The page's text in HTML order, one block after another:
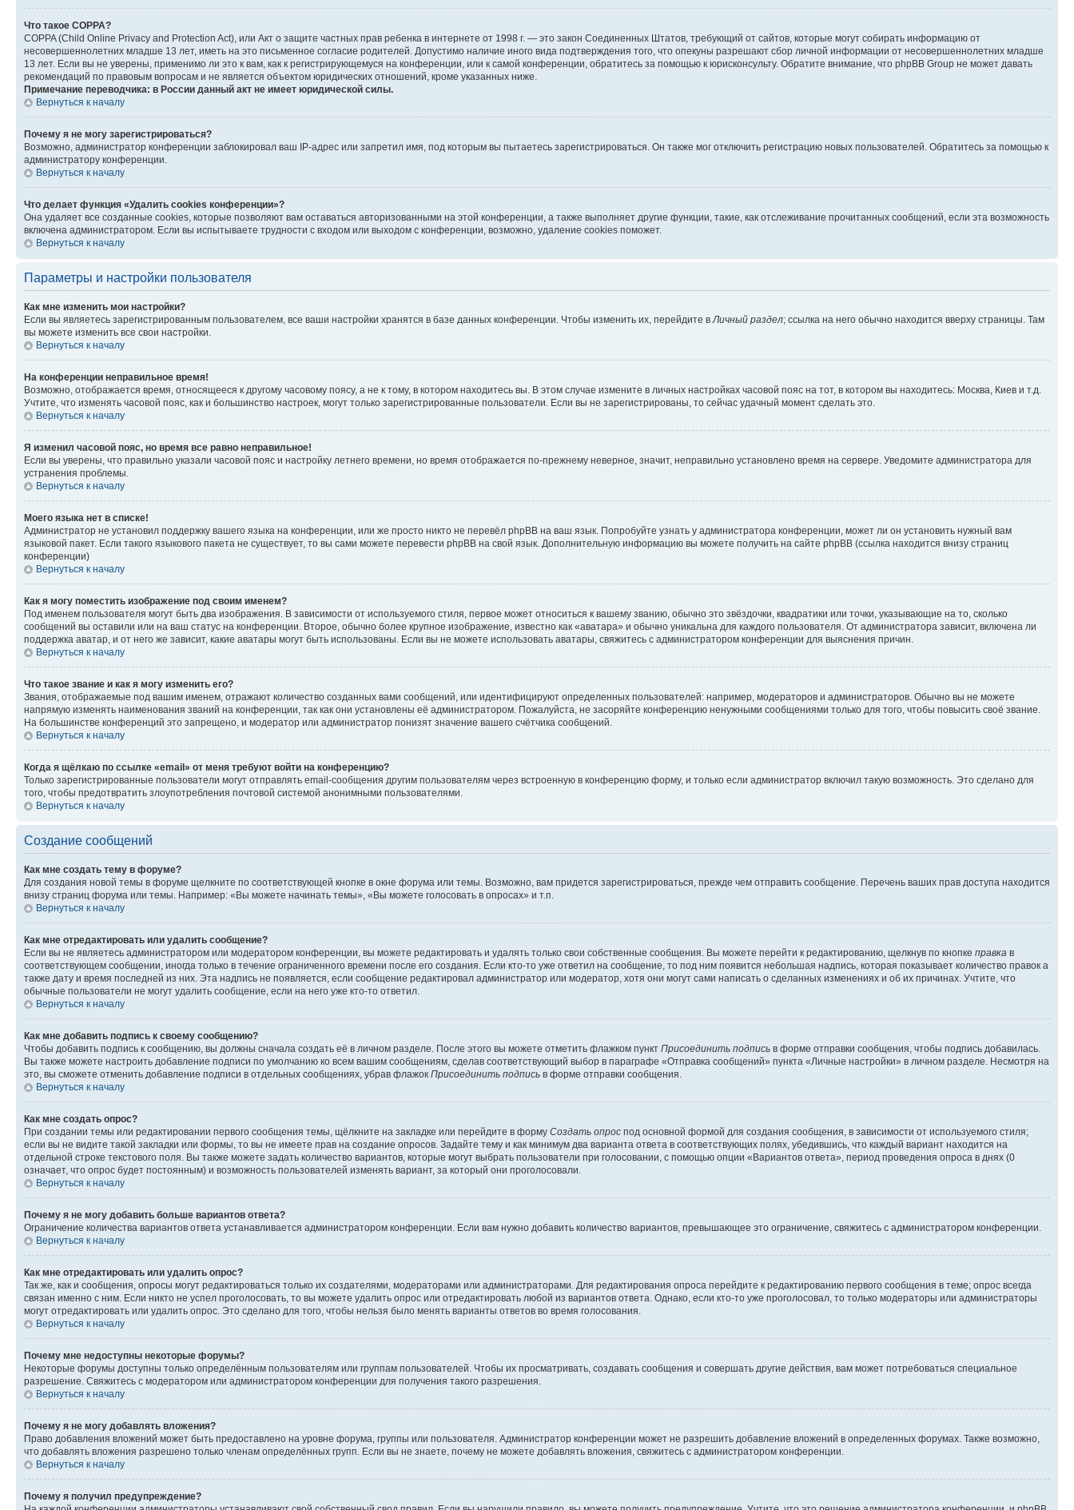
Что такое COPPA?
COPPA (Child Online Privacy and Protection Act), или Акт о защите частных прав ребенка в интернете от 1998 г. — это закон Соединенных Штатов, требующий от сайтов, которые могут собирать информацию от
несовершеннолетних младше 13 лет, иметь на это письменное согласие родителей. Допустимо наличие иного вида подтверждения того, что опекуны разрешают сбор личной информации от несовершеннолетних младше
13 лет. Если вы не уверены, применимо ли это к вам, как к регистрирующемуся на конференции, или к самой конференции, обратитесь за помощью к юрисконсульту. Обратите внимание, что phpBB Group не может давать
рекомендаций по правовым вопросам и не является объектом юридических отношений, кроме указанных ниже.
Примечание переводчика: в России данный акт не имеет юридической силы.
Вернуться к началу
Почему я не могу зарегистрироваться?
Возможно, администратор конференции заблокировал ваш IP-адрес или запретил имя, под которым вы пытаетесь зарегистрироваться. Он также мог отключить регистрацию новых пользователей. Обратитесь за помощью к
администратору конференции.
Вернуться к началу
Что делает функция «Удалить cookies конференции»?
Она удаляет все созданные cookies, которые позволяют вам оставаться авторизованными на этой конференции, а также выполняет другие функции, такие, как отслеживание прочитанных сообщений, если эта возможность
включена администратором. Если вы испытываете трудности с входом или выходом с конференции, возможно, удаление cookies поможет.
Вернуться к началу
Параметры и настройки пользователя
Как мне изменить мои настройки?
Если вы являетесь зарегистрированным пользователем, все ваши настройки хранятся в базе данных конференции. Чтобы изменить их, перейдите в Личный раздел; ссылка на него обычно находится вверху страницы. Там
вы можете изменить все свои настройки.
Вернуться к началу
На конференции неправильное время!
Возможно, отображается время, относящееся к другому часовому поясу, а не к тому, в котором находитесь вы. В этом случае измените в личных настройках часовой пояс на тот, в котором вы находитесь: Москва, Киев и т.д.
Учтите, что изменять часовой пояс, как и большинство настроек, могут только зарегистрированные пользователи. Если вы не зарегистрированы, то сейчас удачный момент сделать это.
Вернуться к началу
Я изменил часовой пояс, но время все равно неправильное!
Если вы уверены, что правильно указали часовой пояс и настройку летнего времени, но время отображается по-прежнему неверное, значит, неправильно установлено время на сервере. Уведомите администратора для
устранения проблемы.
Вернуться к началу
Моего языка нет в списке!
Администратор не установил поддержку вашего языка на конференции, или же просто никто не перевёл phpBB на ваш язык. Попробуйте узнать у администратора конференции, может ли он установить нужный вам
языковой пакет. Если такого языкового пакета не существует, то вы сами можете перевести phpBB на свой язык. Дополнительную информацию вы можете получить на сайте phpBB (ссылка находится внизу страниц
конференции)
Вернуться к началу
Как я могу поместить изображение под своим именем?
Под именем пользователя могут быть два изображения. В зависимости от используемого стиля, первое может относиться к вашему званию, обычно это звёздочки, квадратики или точки, указывающие на то, сколько
сообщений вы оставили или на ваш статус на конференции. Второе, обычно более крупное изображение, известно как «аватара» и обычно уникальна для каждого пользователя. От администратора зависит, включена ли
поддержка аватар, и от него же зависит, какие аватары могут быть использованы. Если вы не можете использовать аватары, свяжитесь с администратором конференции для выяснения причин.
Вернуться к началу
Что такое звание и как я могу изменить его?
Звания, отображаемые под вашим именем, отражают количество созданных вами сообщений, или идентифицируют определенных пользователей: например, модераторов и администраторов. Обычно вы не можете
напрямую изменять наименования званий на конференции, так как они установлены её администратором. Пожалуйста, не засоряйте конференцию ненужными сообщениями только для того, чтобы повысить своё звание.
На большинстве конференций это запрещено, и модератор или администратор понизят значение вашего счётчика сообщений.
Вернуться к началу
Когда я щёлкаю по ссылке «email» от меня требуют войти на конференцию?
Только зарегистрированные пользователи могут отправлять email-сообщения другим пользователям через встроенную в конференцию форму, и только если администратор включил такую возможность. Это сделано для
того, чтобы предотвратить злоупотребления почтовой системой анонимными пользователями.
Вернуться к началу
Создание сообщений
Как мне создать тему в форуме?
Для создания новой темы в форуме щелкните по соответствующей кнопке в окне форума или темы. Возможно, вам придется зарегистрироваться, прежде чем отправить сообщение. Перечень ваших прав доступа находится
внизу страниц форума или темы. Например: «Вы можете начинать темы», «Вы можете голосовать в опросах» и т.п.
Вернуться к началу
Как мне отредактировать или удалить сообщение?
Если вы не являетесь администратором или модератором конференции, вы можете редактировать и удалять только свои собственные сообщения. Вы можете перейти к редактированию, щелкнув по кнопке правка в
соответствующем сообщении, иногда только в течение ограниченного времени после его создания. Если кто-то уже ответил на сообщение, то под ним появится небольшая надпись, которая показывает количество правок а
также дату и время последней из них. Эта надпись не появляется, если сообщение редактировал администратор или модератор, хотя они могут сами написать о сделанных изменениях и об их причинах. Учтите, что
обычные пользователи не могут удалить сообщение, если на него уже кто-то ответил.
Вернуться к началу
Как мне добавить подпись к своему сообщению?
Чтобы добавить подпись к сообщению, вы должны сначала создать её в личном разделе. После этого вы можете отметить флажком пункт Присоединить подпись в форме отправки сообщения, чтобы подпись добавилась.
Вы также можете настроить добавление подписи по умолчанию ко всем вашим сообщениям, сделав соответствующий выбор в параграфе «Отправка сообщений» пункта «Личные настройки» в личном разделе. Несмотря на
это, вы сможете отменить добавление подписи в отдельных сообщениях, убрав флажок Присоединить подпись в форме отправки сообщения.
Вернуться к началу
Как мне создать опрос?
При создании темы или редактировании первого сообщения темы, щёлкните на закладке или перейдите в форму Создать опрос под основной формой для создания сообщения, в зависимости от используемого стиля;
если вы не видите такой закладки или формы, то вы не имеете прав на создание опросов. Задайте тему и как минимум два варианта ответа в соответствующих полях, убедившись, что каждый вариант находится на
отдельной строке текстового поля. Вы также можете задать количество вариантов, которые могут выбрать пользователи при голосовании, с помощью опции «Вариантов ответа», период проведения опроса в днях (0
означает, что опрос будет постоянным) и возможность пользователей изменять вариант, за который они проголосовали.
Вернуться к началу
Почему я не могу добавить больше вариантов ответа?
Ограничение количества вариантов ответа устанавливается администратором конференции. Если вам нужно добавить количество вариантов, превышающее это ограничение, свяжитесь с администратором конференции.
Вернуться к началу
Как мне отредактировать или удалить опрос?
Так же, как и сообщения, опросы могут редактироваться только их создателями, модераторами или администраторами. Для редактирования опроса перейдите к редактированию первого сообщения в теме; опрос всегда
связан именно с ним. Если никто не успел проголосовать, то вы можете удалить опрос или отредактировать любой из вариантов ответа. Однако, если кто-то уже проголосовал, то только модераторы или администраторы
могут отредактировать или удалить опрос. Это сделано для того, чтобы нельзя было менять варианты ответов во время голосования.
Вернуться к началу
Почему мне недоступны некоторые форумы?
Некоторые форумы доступны только определённым пользователям или группам пользователей. Чтобы их просматривать, создавать сообщения и совершать другие действия, вам может потребоваться специальное
разрешение. Свяжитесь с модератором или администратором конференции для получения такого разрешения.
Вернуться к началу
Почему я не могу добавлять вложения?
Право добавления вложений может быть предоставлено на уровне форума, группы или пользователя. Администратор конференции может не разрешить добавление вложений в определенных форумах. Также возможно,
что добавлять вложения разрешено только членам определённых групп. Если вы не знаете, почему не можете добавлять вложения, свяжитесь с администратором конференции.
Вернуться к началу
Почему я получил предупреждение?